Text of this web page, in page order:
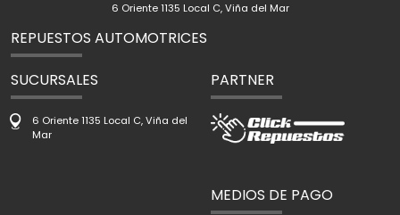
6 Oriente 1135 Local C, Viña del Mar
REPUESTOS AUTOMOTRICES
SUCURSALES
6 Oriente 1135 Local C, Viña del
Mar
PARTNER
MEDIOS DE PAGO